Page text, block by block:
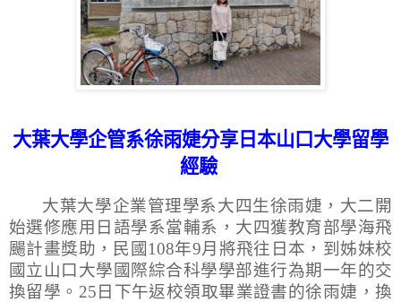
大葉大學企管系徐雨婕分享日本山口大學留學
經驗
大葉大學企業管理學系大四生徐雨婕，大二開
始選修應用日語學系當輔系，大四獲教育部學海飛
颺計畫獎助，民國108年9月將飛往日本，到姊妹校
國立 山口大學國際綜合科學學部進行為期一年的交
換留學。 25日下午返校領取畢業證書的徐雨婕，換